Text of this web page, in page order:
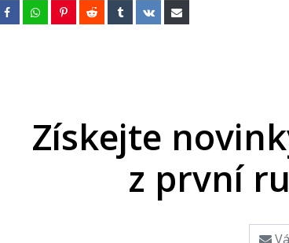
Získejte
z první